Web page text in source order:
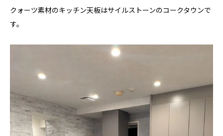
クォーツ素材のキッチン天板はサイルストーンのコークタウンで
す。